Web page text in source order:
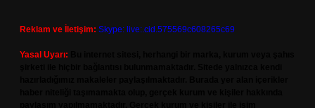
Reklam ve İletişim: Skype: live:.cid.575569c608265c69
Yasal Uyarı: